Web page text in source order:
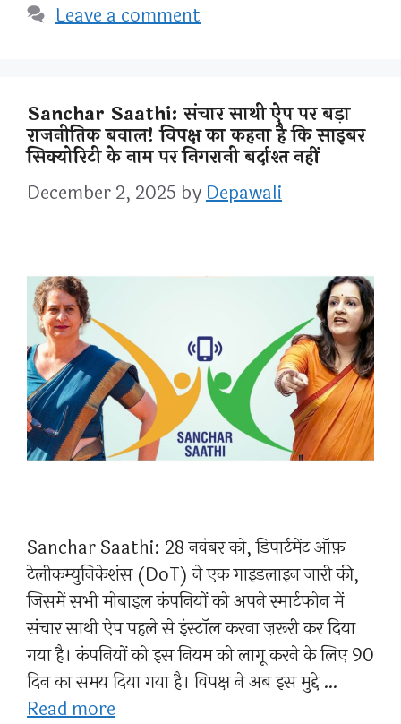
Leave a comment
Sanchar Saathi: संचार साथी ऐप पर बड़ा
राजनीतिक बवाल! विपक्ष का कहना है कि साइबर
सिक्योरिटी के नाम पर निगरानी बर्दाश्त नहीं
December 2, 2025 byDepawali
Sanchar Saathi: 28 नवंबर को, डिपार्टमेंट ऑफ़
टेलीकम्युनिकेशंस (DoT) ने एक गाइडलाइन जारी की,
जिसमें सभी मोबाइल कंपनियों को अपने स्मार्टफोन में
संचार साथी ऐप पहले से इंस्टॉल करना ज़रूरी कर दिया
गया है। कंपनियों को इस नियम को लागू करने के लिए 90
दिन का समय दिया गया है। विपक्ष ने अब इस मुद्दे …
Read more